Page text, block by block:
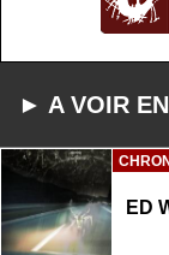
► A VOIR
ED